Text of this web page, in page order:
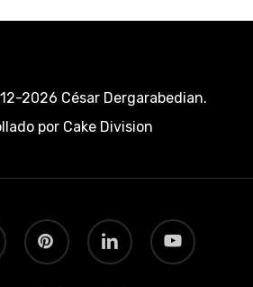
2026 César Dergarabedian.
porCake Division
pinterest linkedin youtube